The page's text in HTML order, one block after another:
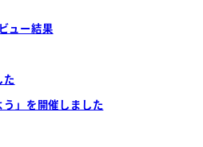
ュー結果
た
」を開催しました